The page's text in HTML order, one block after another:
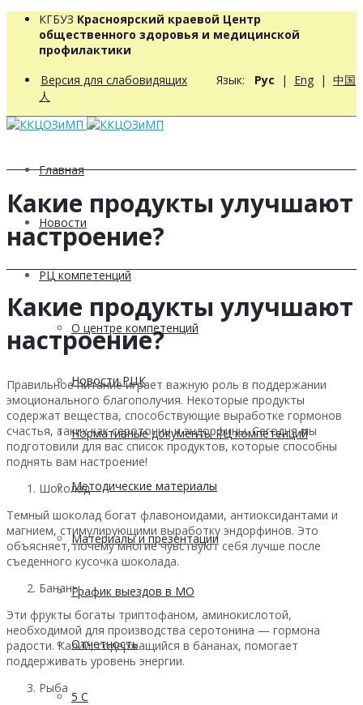
КГБУЗ Красноярский краевой Центр
общественного здоровья и медицинской
профилактики
Версия для слабовидящих Язык: Рус | Eng | 中国
人
Главная
Новости
РЦ компетенций
О центре компетенций
Новости РЦК
Нормативные документы РЦ компетенций
Методические материалы
Материалы и презентации
График выездов в МО
Отчетность
5 С
Какие продукты улучшают
настроение?
Какие продукты улучшают
настроение?
Правильное питание играет важную роль в поддержании
эмоционального благополучия. Некоторые продукты
содержат вещества, способствующие выработке гормонов
счастья, таких как серотонин и эндорфины. Сегодня мы
подготовили для вас список продуктов, которые способны
поднять вам настроение!
Шоколад
Темный шоколад богат флавоноидами, антиоксидантами и
магнием, стимулирующими выработку эндорфинов. Это
объясняет, почему многие чувствуют себя лучше после
съеденного кусочка шоколада.
Бананы
Эти фрукты богаты триптофаном, аминокислотой,
необходимой для производства серотонина — гормона
радости. Калий, содержащийся в бананах, помогает
поддерживать уровень энергии.
Рыба